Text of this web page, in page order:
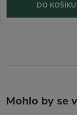
DO KOŠÍKU